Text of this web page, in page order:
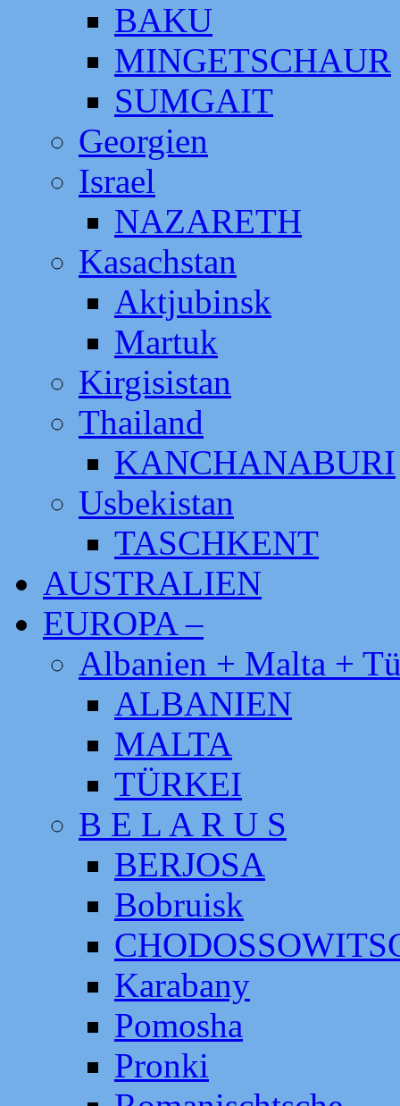
BAKU
MINGETSCHAUR
SUMGAIT
Georgien
Israel
NAZARETH
Kasachstan
Aktjubinsk
Martuk
Kirgisistan
Thailand
KANCHANABURI
Usbekistan
TASCHKENT
AUSTRALIEN
EUROPA –
Albanien + Malta +
ALBANIEN
MALTA
TÜRKEI
B E L A R U S
BERJOSA
Bobruisk
Karabany
Pomosha
Pronki